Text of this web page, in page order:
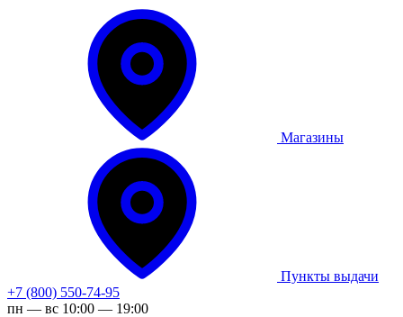
Магазины
Пункты выдачи
+7 (800) 550-74-95
пн — вс 10:00 — 19:00